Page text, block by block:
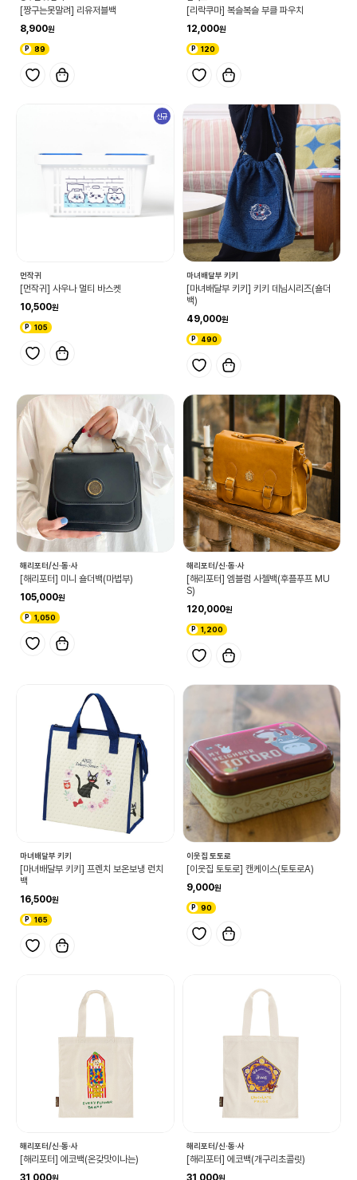
[짱구는못말려] 리유저블백
8,900
89
[리락쿠마] 복슬복슬 부클 파우치
12,000
120
신규
먼작귀
[먼작귀] 사우나 멀티 바스켓
10,500
105
마녀배달부 키키
[마녀배달부 키키] 키키 데님시리즈(숄더
백)
49,000
490
해리포터/신·동·사
[해리포터] 미니 숄더백(마법부)
105,000
1,050
해리포터/신·동·사
[해리포터] 엠블럼 사첼백(후플푸프 MU
S)
120,000
1,200
마녀배달부 키키
[마녀배달부 키키] 프렌치 보온보냉 런치
백
16,500
165
이웃집 토토로
[이웃집 토토로] 캔케이스(토토로A)
9,000
90
해리포터/신·동·사
[해리포터] 에코백(온갖맛이나는)
31,000
해리포터/신·동·사
[해리포터] 에코백(개구리초콜릿)
31,000